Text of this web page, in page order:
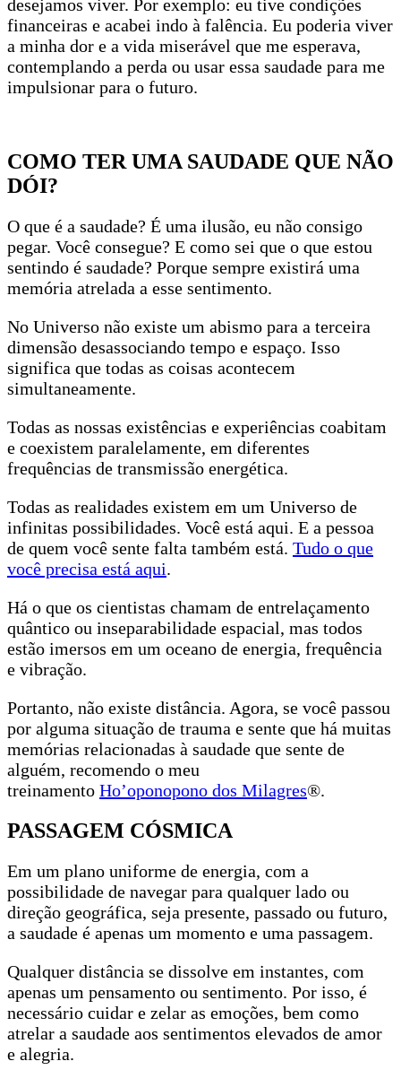
desejamos viver. Por exemplo: eu tive condições
financeiras e acabei indo à falência. Eu poderia viver
a minha dor e a vida miserável que me esperava,
contemplando a perda ou usar essa saudade para me
impulsionar para o futuro.
COMO TER UMA SAUDADE QUE NÃO
DÓI?
O que é a saudade? É uma ilusão, eu não consigo
pegar. Você consegue? E como sei que o que estou
sentindo é saudade? Porque sempre existirá uma
memória atrelada a esse sentimento.
No Universo não existe um abismo para a terceira
dimensão desassociando tempo e espaço. Isso
significa que todas as coisas acontecem
simultaneamente.
Todas as nossas existências e experiências coabitam
e coexistem paralelamente, em diferentes
frequências de transmissão energética.
Todas as realidades existem em um Universo de
infinitas possibilidades. Você está aqui. E a pessoa
de quem você sente falta também está. Tudo o que
você precisa está aqui.
Há o que os cientistas chamam de entrelaçamento
quântico ou inseparabilidade espacial, mas todos
estão imersos em um oceano de energia, frequência
e vibração.
Portanto, não existe distância. Agora, se você passou
por alguma situação de trauma e sente que há muitas
memórias relacionadas à saudade que sente de
alguém, recomendo o meu
treinamento Ho’oponopono dos Milagres®.
PASSAGEM CÓSMICA
Em um plano uniforme de energia, com a
possibilidade de navegar para qualquer lado ou
direção geográfica, seja presente, passado ou futuro,
a saudade é apenas um momento e uma passagem.
Qualquer distância se dissolve em instantes, com
apenas um pensamento ou sentimento. Por isso, é
necessário cuidar e zelar as emoções, bem como
atrelar a saudade aos sentimentos elevados de amor
e alegria.